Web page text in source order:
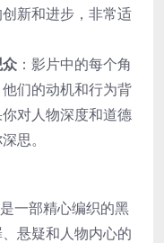
新和进步，非常适
：影片中的每个角
们的动机和行为背
对人物深度和道德
思。
一部精心编织的黑
悬疑和人物内心的